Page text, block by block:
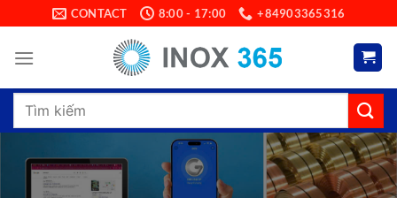
to
content
CONTACT 8:00 - 17:00 +84903365316
Search